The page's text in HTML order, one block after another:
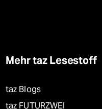
Mehr taz Lesestoff
taz Blogs
taz FUTURZWEI